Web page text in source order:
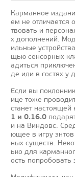
Карманное
ем не отличается
твовать и
х дополнений.
ильные
щью сенсорных
адиться
де или в гостях у
Если вы
ице тоже
станет настоящей
1 и 0.16.0
и на Виндовс.
ющее в игру
ных существ.
ько для
ость